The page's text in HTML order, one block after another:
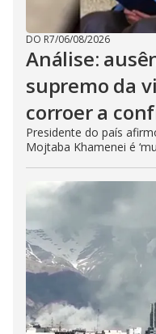
DO R7/06/08/2026
Análise:
supremo da
corroer a
Presidente do país
Mojtaba Khamenei é